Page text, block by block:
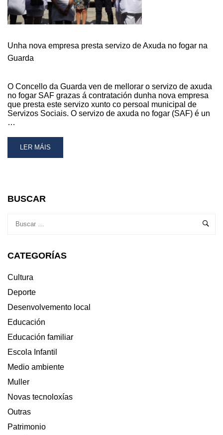
DE
AXUDA
NO
Unha nova empresa presta servizo de Axuda no fogar na
Guarda
O Concello da Guarda ven de mellorar o servizo de axuda
no fogar SAF grazas á contratación dunha nova empresa
que presta este servizo xunto co persoal municipal de
Servizos Sociais. O servizo de axuda no fogar (SAF) é un
…
READ
MORE
EMPRESA
DE
FOGAR
GUARDA
LER MÁIS
BUSCAR
CATEGORÍAS
Cultura
Deporte
Desenvolvemento local
Educación
Educación familiar
Escola Infantil
Medio ambiente
Muller
Novas tecnoloxías
Outras
Patrimonio